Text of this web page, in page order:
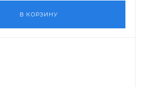
В КОРЗИНУ